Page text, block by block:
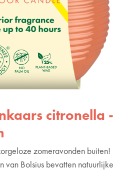
citronella -
zomeravonden buiten!
van Bolsius bevatten natuurlijke